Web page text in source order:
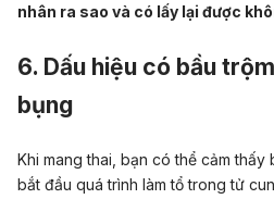
nhân ra sao và có lấy lại được
6. Dấu hiệu có bầu
bụng
Khi mang thai, bạn có thể cảm thấy
bắt đầu quá trình làm tổ trong tử